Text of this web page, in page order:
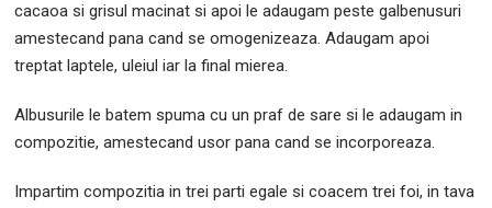
cacaoa si grisul macinat si apoi le adaugam peste galbenusuri
amestecand pana cand se omogenizeaza. Adaugam apoi
treptat laptele, uleiul iar la final mierea.
Albusurile le batem spuma cu un praf de sare si le adaugam in
compozitie, amestecand usor pana cand se incorporeaza.
Impartim compozitia in trei parti egale si coacem trei foi, in tava